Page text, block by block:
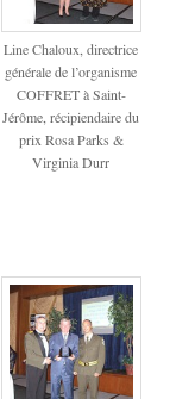
Line Chaloux, directrice
générale de l’organisme
COFFRET à Saint-
Jérôme, récipiendaire du
prix Rosa Parks &
Virginia Durr